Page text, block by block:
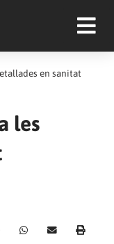
en sanitat
les